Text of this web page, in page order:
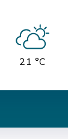
21 °C